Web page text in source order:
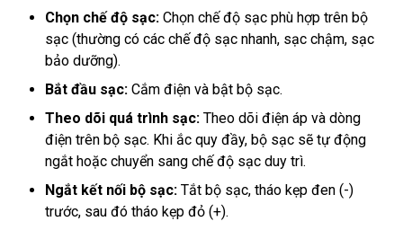
Chọn chế độ sạc: Chọn chế độ sạc phù hợp trên bộ
sạc (thường có các chế độ sạc nhanh, sạc chậm, sạc
bảo dưỡng).
Bắt đầu sạc: Cắm điện và bật bộ sạc.
Theo dõi quá trình sạc: Theo dõi điện áp và dòng
điện trên bộ sạc. Khi ắc quy đầy, bộ sạc sẽ tự động
ngắt hoặc chuyển sang chế độ sạc duy trì.
Ngắt kết nối bộ sạc: Tắt bộ sạc, tháo kẹp đen (-)
trước, sau đó tháo kẹp đỏ (+).